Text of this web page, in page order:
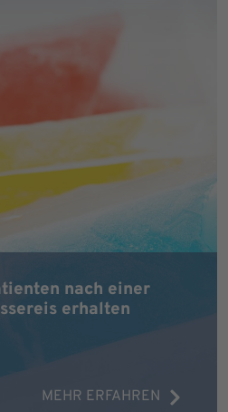
nach einer
erhalten
MEHR ERFAHREN